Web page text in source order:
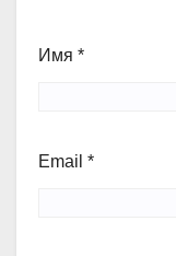
Имя *
Email *